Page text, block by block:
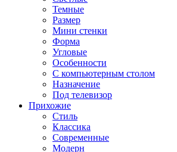
Темные
Размер
Мини стенки
Форма
Угловые
Особенности
С компьютерным столом
Назначение
Под телевизор
Прихожие
Стиль
Классика
Современные
Модерн